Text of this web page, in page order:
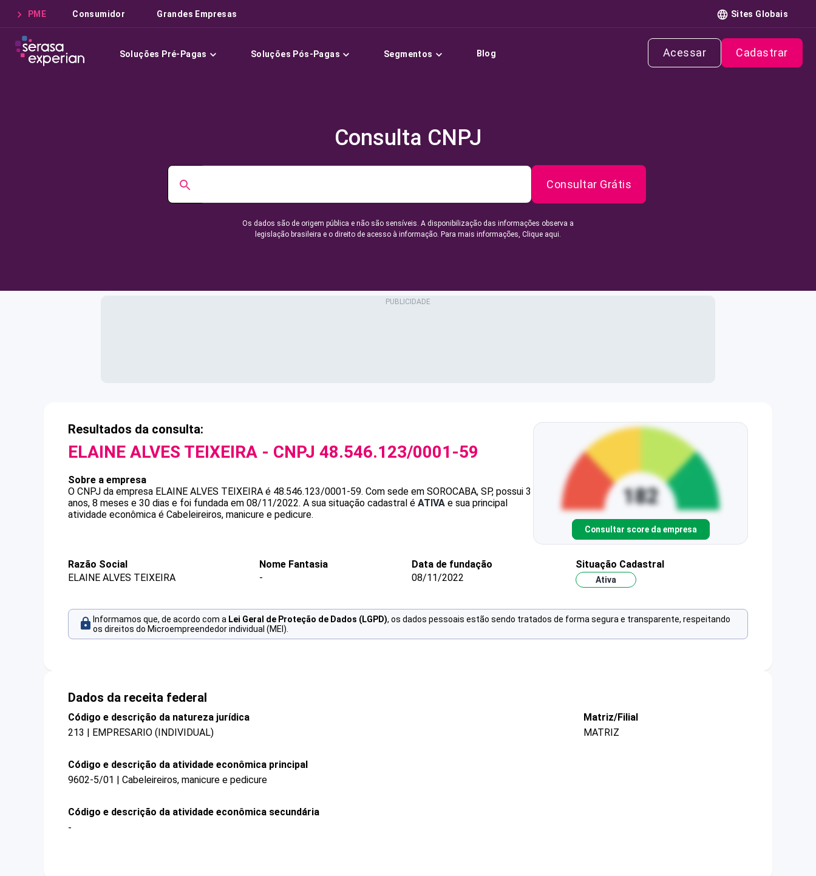
PME Consumidor Grandes Empresas Sites Globais
Soluções Pré-Pagas Soluções Pós-Pagas Segmentos Blog Acessar Cadastrar
Consulta CNPJ
Consultar Grátis
Os dados são de origem pública e não são sensíveis. A disponibilização das informações observa a
legislação brasileira e o direito de acesso à informação. Para mais informações, Clique aqui.
Resultados da consulta:
ELAINE ALVES TEIXEIRA - CNPJ 48.546.123/0001-59
Sobre a empresa
O CNPJ da empresa ELAINE ALVES TEIXEIRA é 48.546.123/0001-59. Com sede em SOROCABA, SP, possui 3
anos, 8 meses e 30 dias e foi fundada em 08/11/2022. A sua situação cadastral é ATIVA e sua principal
atividade econômica é Cabeleireiros, manicure e pedicure.
Consultar score da empresa
Razão Social
ELAINE ALVES TEIXEIRA
Nome Fantasia
-
Data de fundação
08/11/2022
Situação Cadastral
Ativa
Informamos que, de acordo com a Lei Geral de Proteção de Dados (LGPD), os dados pessoais estão sendo tratados de forma segura e transparente, respeitando
os direitos do Microempreendedor individual (MEI).
Dados da receita federal
Código e descrição da natureza jurídica
213 | EMPRESARIO (INDIVIDUAL)
Matriz/Filial
MATRIZ
Código e descrição da atividade econômica principal
9602-5/01 | Cabeleireiros, manicure e pedicure
Código e descrição da atividade econômica secundária
-